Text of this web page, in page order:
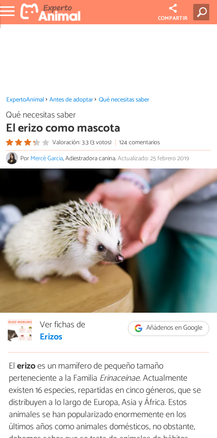
COMPARTIR
ExpertoAnimal Antes de adoptar Qué necesitas saber
Qué necesitas saber
El erizo como mascota
Valoración: 3.3 (3 votos)
124 comentarios
PorMercè Garcia, Adiestradora canina.Actualizado: 25 febrero 2019
Añádenos en Google
Ver fichas de
Erizos
Elerizoes un mamífero de pequeño tamaño
perteneciente a la Familia Erinaceinae. Actualmente
existen 16 especies, repartidas en cinco géneros, que se
distribuyen a lo largo de Europa, Asia y África. Estos
animales se han popularizado enormemente en los
últimos años como animales domésticos, no obstante,